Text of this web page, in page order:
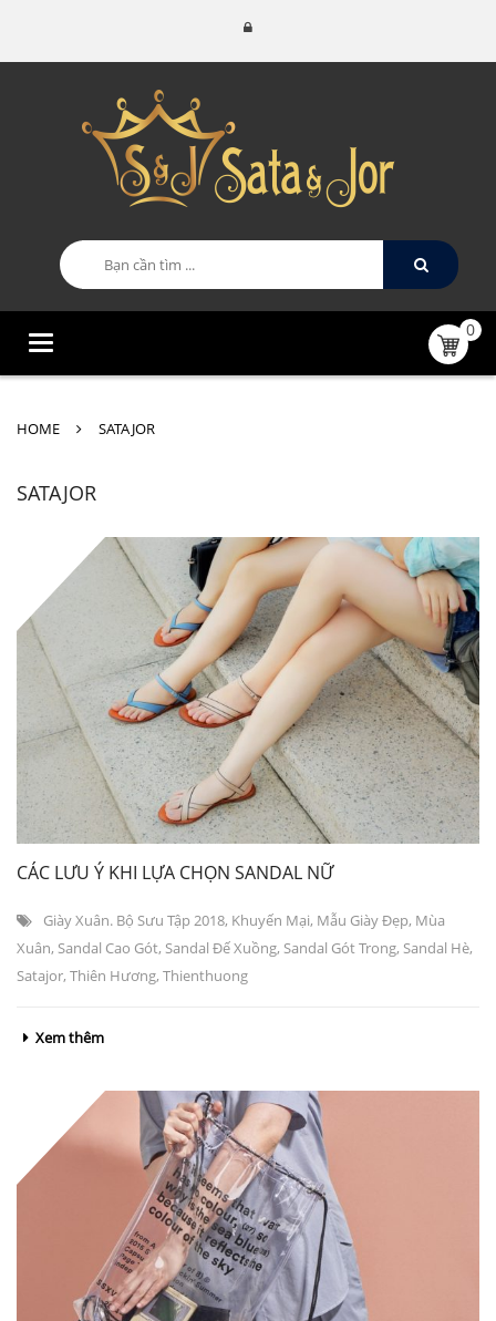
Categories
0
HOME SATAJOR
SATAJOR
CÁC LƯU Ý KHI LỰA CHỌN SANDAL NỮ
Giày Xuân. Bộ Sưu Tập 2018, Khuyến Mại, Mẫu Giày Đẹp, Mùa
Xuân, Sandal Cao Gót, Sandal Đế Xuồng, Sandal Gót Trong, Sandal Hè,
Satajor, Thiên Hương, Thienthuong
Xem thêm